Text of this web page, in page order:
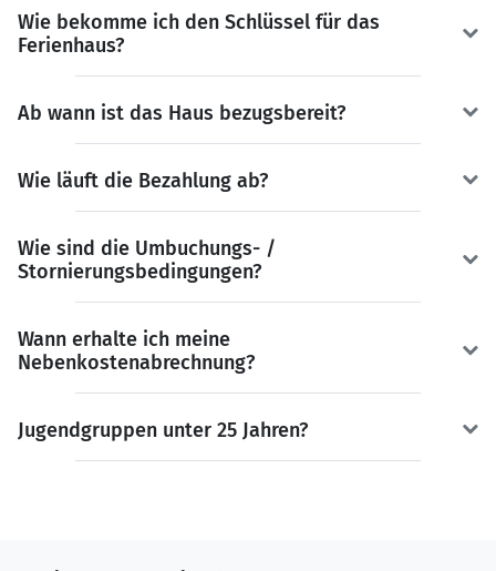
Wie bekomme ich den Schlüssel für das
Ferienhaus?
Ab wann ist das Haus bezugsbereit?
Wie läuft die Bezahlung ab?
Wie sind die Umbuchungs- /
Stornierungsbedingungen?
Wann erhalte ich meine
Nebenkostenabrechnung?
Jugendgruppen unter 25 Jahren?